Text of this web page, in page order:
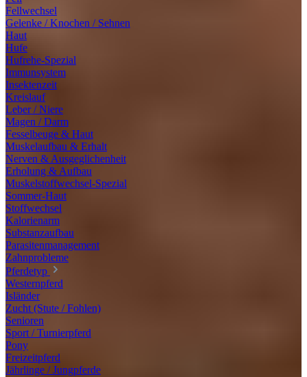
Fellwechsel
Gelenke / Knochen / Sehnen
Haut
Hufe
Hufrehe-Spezial
Immunsystem
Insektenzeit
Kreislauf
Leber / Niere
Magen / Darm
Fesselbeuge & Haut
Muskelaufbau & Erhalt
Nerven & Ausgeglichenheit
Erholung & Aufbau
Muskelstoffwechsel-Spezial
Sommer-Haut
Stoffwechsel
Kalorienarm
Substanzaufbau
Parasitenmanagement
Zahnprobleme
Pferdetyp
Westernpferd
Isländer
Zucht (Stute / Fohlen)
Senioren
Sport / Turnierpferd
Pony
Freizeitpferd
Jährlinge / Jungpferde